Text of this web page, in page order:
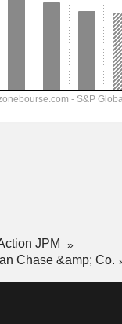
JPM
Chase &amp; Co.